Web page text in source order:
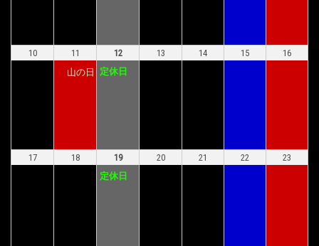
10
11
山の日
12
定休日
13 14 15 16
17 18
19
定休日
20 21 22 23